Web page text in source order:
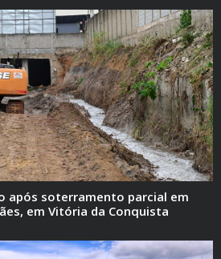
após soterramento parcial em
em Vitória da Conquista